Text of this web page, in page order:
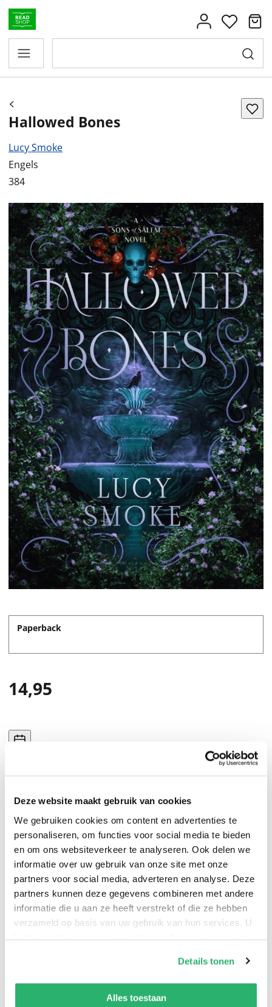
Deze website maakt gebruik van cookies
We gebruiken cookies om content en advertenties te
personaliseren, om functies voor social media te bieden
en om ons websiteverkeer te analyseren. Ook delen we
informatie over uw gebruik van onze site met onze
partners voor social media, adverteren en analyse. Deze
partners kunnen deze gegevens combineren met andere
informatie die u aan ze heeft verstrekt of die ze hebben
verzameld op basis van uw gebruik van hun services. U
kunt op ieder moment uw cookievoorkeuren aanpassen
We werken samen met13 derdendie uw gegevens
kunnen ontvangen en verwerken.
Details tonen
Alles toestaan
Hallowed Bones
Lucy Smoke
Engels
384
Paperback
14,95
Four cursed heirs. One forbidden witch. A desire that
burns bright. 'All the dark academia, spooky Sabrina
witchy vibes, but with four super hot men who all want
her. I’m so obsessed!' ????? 'That ending?! Honestly,
how dare you (complimentary)! Now I need the next
book like I need oxygen' ?????